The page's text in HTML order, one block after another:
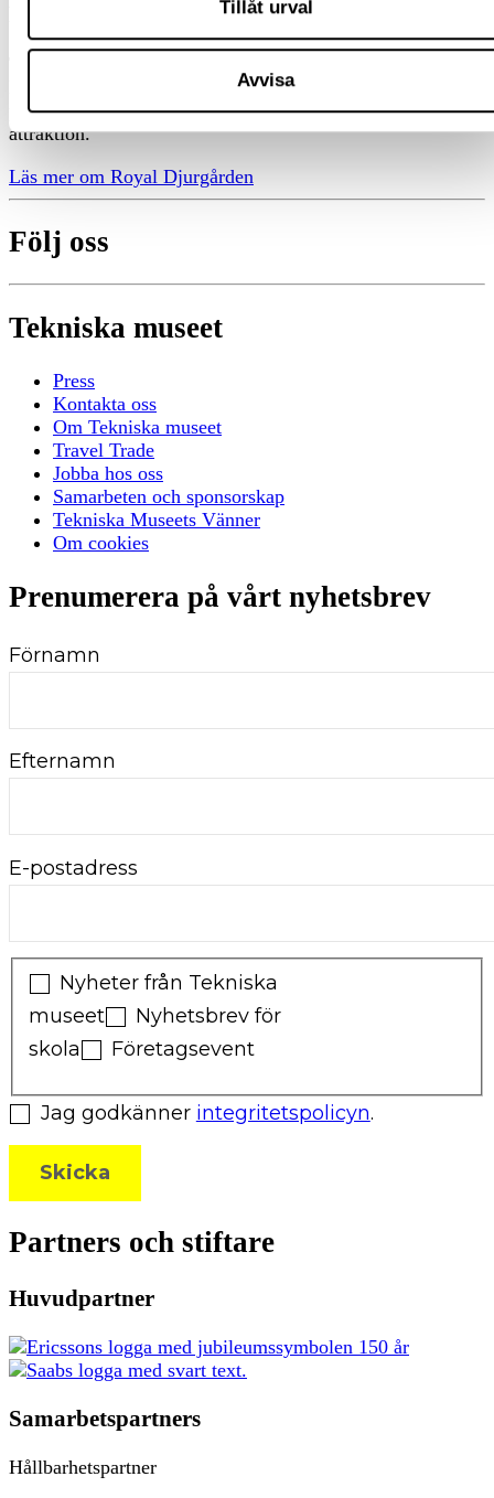
Tillåt urval
Avvisa
På Djurgården samarbetar vi
Här samarbetar vi för att du ska få den bästa upplevelsen
på vår gemensamma plats – Skandinaviens främsta
attraktion.
Läs mer om Royal Djurgården
Följ oss
Tekniska museet
Press
Kontakta oss
Om Tekniska museet
Travel Trade
Jobba hos oss
Samarbeten och sponsorskap
Tekniska Museets Vänner
Om cookies
Prenumerera på vårt nyhetsbrev
Förnamn
Efternamn
E-postadress
Nyheter från Tekniska
museet
Nyhetsbrev för
skola
Företagsevent
Jag godkänner integritetspolicyn.
Skicka
Partners och stiftare
Huvudpartner
Samarbetspartners
Hållbarhetspartner